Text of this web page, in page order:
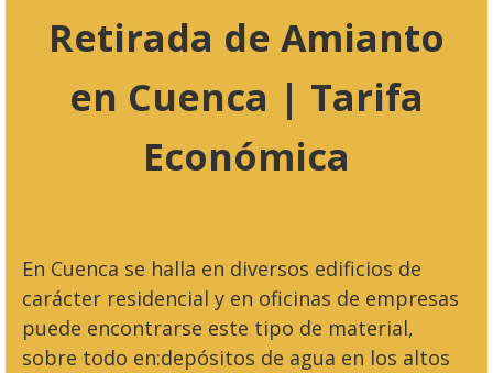
Retirada de Amianto
en Cuenca | Tarifa
Económica
En Cuenca se halla en diversos edificios de
carácter residencial y en oficinas de empresas
puede encontrarse este tipo de material,
sobre todo en:depósitos de agua en los altos